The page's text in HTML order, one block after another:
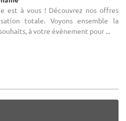
est à vous ! Découvrez nos offres
totale. Voyons ensemble la
à votre évènement pour ...